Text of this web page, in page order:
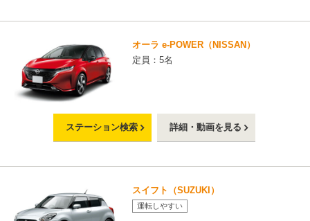
オーラ e-POWER（NISSAN）
定員：5名
ステーション検索 詳細・動画を見る
スイフト（SUZUKI）
運転しやすい